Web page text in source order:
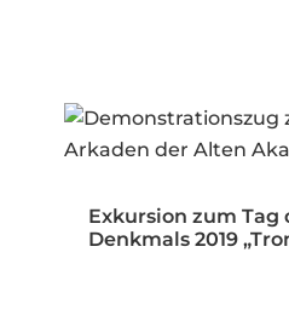
Exkursion zum Tag
Denkmals 2019